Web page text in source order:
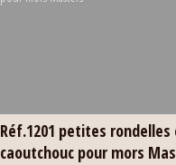
Réf.1201 petites rondelles
caoutchouc pour mors